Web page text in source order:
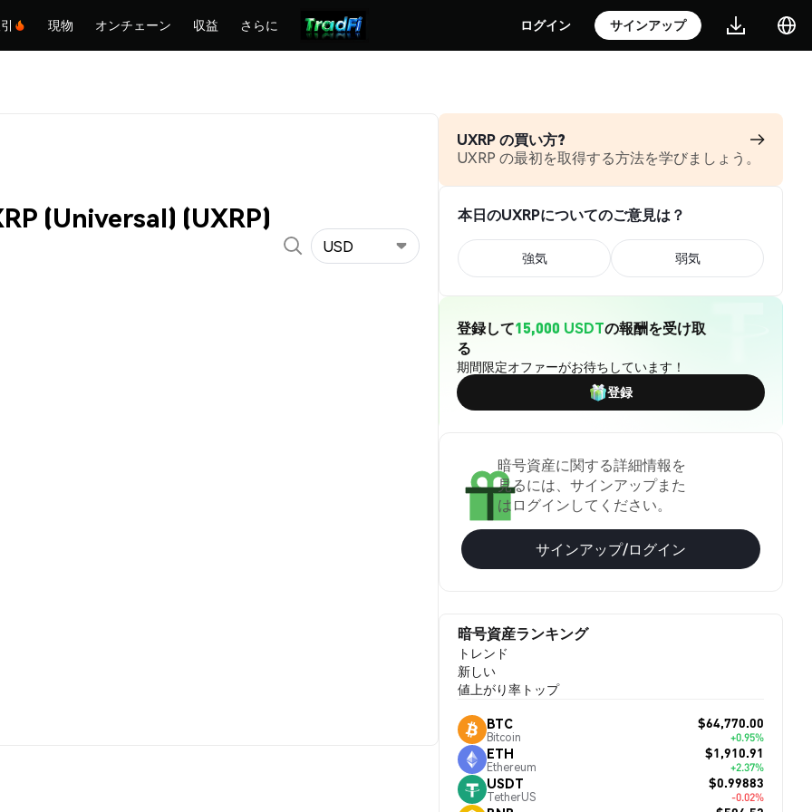
現物 オンチェーン 収益 さらに ログイン サインアップ
(Universal) (UXRP)
USD
UXRP の買い方?
UXRP の最初を取得する方法を学びましょう。
本日のUXRPについてのご意見は？
強気 弱気
登録して15,000 USDTの報酬を受け取
る
期間限定オファーがお待ちしています！
登録
暗号資産に関する詳細情報を
見るには、サインアップまた
はログインしてください。
サインアップ/ログイン
暗号資産ランキング
トレンド
新しい
値上がり率トップ
BTC
Bitcoin
$64,770.00
+0.95%
ETH
Ethereum
$1,910.91
+2.37%
USDT
TetherUS
$0.99883
-0.02%